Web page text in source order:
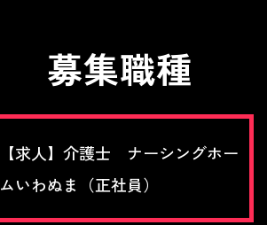
募集職種
【求人】介護士 ナーシングホー
ムいわぬま（正社員）